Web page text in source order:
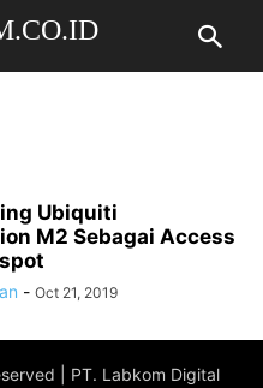
Ubiquiti
M2 Sebagai Access
- Oct 21, 2019
| PT. Labkom Digital